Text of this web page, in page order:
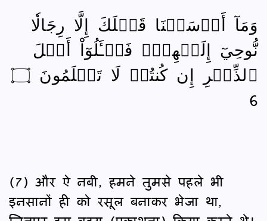
وَمَآ أَرۡسَلۡنَا قَبۡلَكَ إِلَّا رِجَالٗا
نُّوحِيٓ إِلَيۡهِمۡۖ فَسۡـَٔلُوٓاْ أَهۡلَ
ٱلذِّكۡرِ إِن كُنتُمۡ لَا تَعۡلَمُونَ ۝
6
(7) और ऐ नबी, हमने तुमसे पहले भी
इनसानों ही को रसूल बनाकर भेजा था,